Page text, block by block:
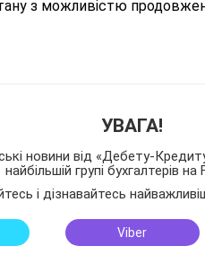
з можливістю
УВАГА!
новини від «Дебету-
найбільшій групі бухгалтерів
і дізнавайтесь
Viber